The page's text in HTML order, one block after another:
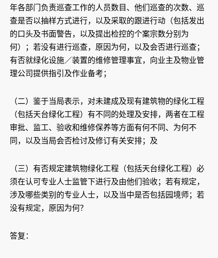
年各部门负责巡查工作的人员数目、他们巡查的次数、巡
查是否以抽样方式进行，以及采取的跟进行动（包括发出
的口头及书面警告，以及提出检控的个案宗数分别为
何）；若没有进行巡查，原因为何，以及会否进行巡查；
有否就绿化设施／装置的维修管理事宜，向业主及物业管
理公司提供指引及作业备考；
（二）鉴于当局表示，对未建成及现有建筑物的绿化工程
（包括天台绿化工程）有不同的处理及安排，两者在工程
审批、监工、验收和维修保养等方面有何不同、为何不
同，以及当局会否检讨及修订有关安排；及
（三）有否规定建筑物绿化工程（包括天台绿化工程）必
须在认可专业人士监管下进行及由他们验收；若有规定，
涉及哪些类别的专业人士，以及当中是否包括园境师；若
没有规定，原因为何？
答复：